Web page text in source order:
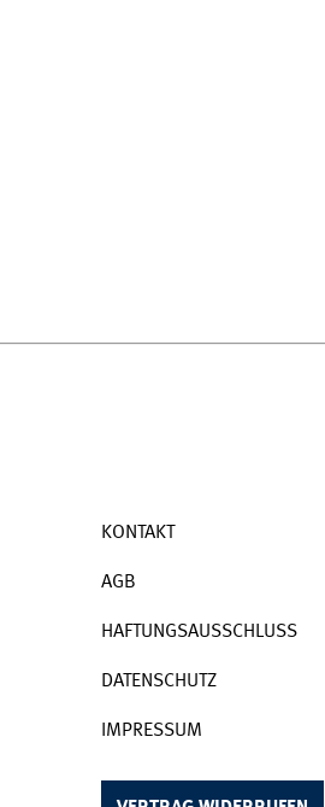
KONTAKT
AGB
HAFTUNGSAUSSCHLUSS
DATENSCHUTZ
IMPRESSUM